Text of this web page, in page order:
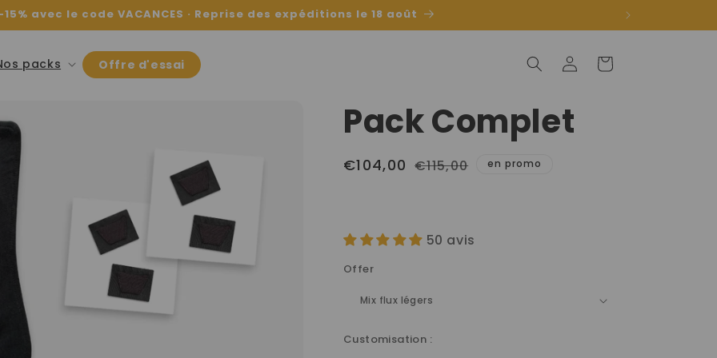
avec le code VACANCES · Reprise des expéditions le 18 août
packs Offre d'essai ConnexionPanier
Pack Complet
Prix
€115,00
Prix
€104,00 en promo
50 avis
Offer
Customisation :